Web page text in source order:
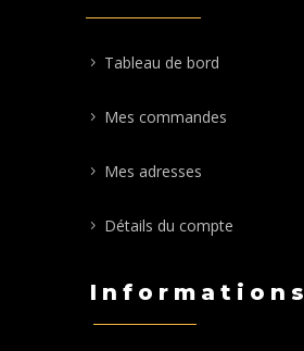
Tableau de bord
Mes commandes
Mes adresses
Détails du compte
Informations